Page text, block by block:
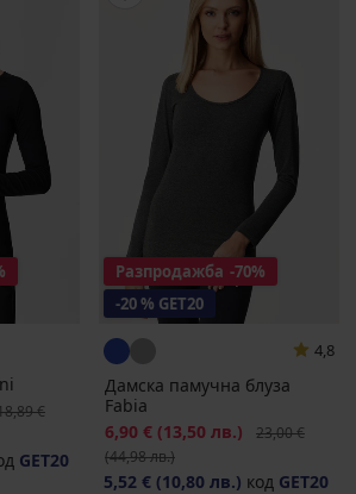
цена
€
GET20
Разпродажба -70%
-20 % GET20
4,8
Дамска памучна блуза
Fabia
Намаление
6,90 € (13,50 лв.)
23,00 €
(44,98 лв.)
5,52 € (10,80 лв.) код GET20